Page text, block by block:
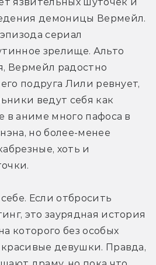
демоницы Вермейл.
сериал
зрелище. Альто
Вермейл радостно
подруга Лили ревнует,
ведут себя как
в аниме много пафоса в
но более-менее
хоть и
Если отбросить
это заурядная история
которого без особых
девушки. Правда,